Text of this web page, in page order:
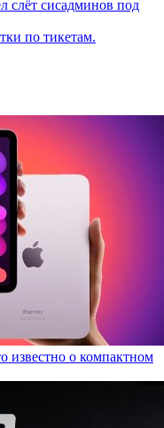
слёт сисадминов под
по тикетам.
известно о компактном